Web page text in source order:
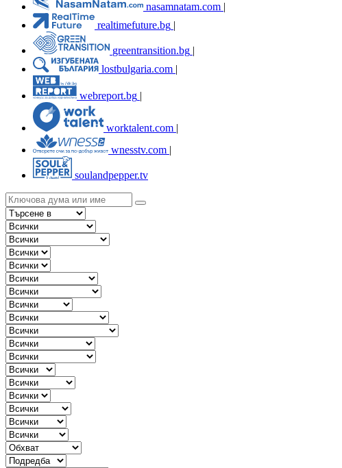
nasamnatam.com |
realtimefuture.bg |
greentransition.bg |
lostbulgaria.com |
webreport.bg
worktalent.com |
wnesstv.com |
soulandpepper.tv